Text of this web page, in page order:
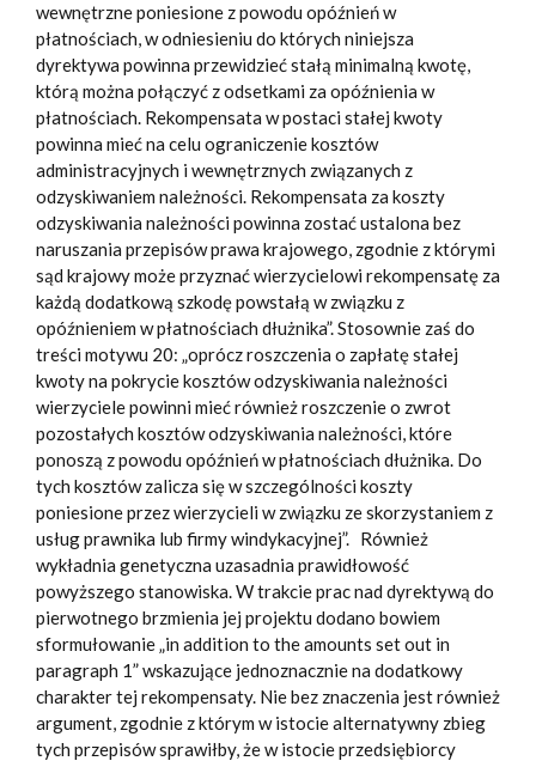
wewnętrzne poniesione z powodu opóźnień w
płatnościach, w odniesieniu do których niniejsza
dyrektywa powinna przewidzieć stałą minimalną kwotę,
którą można połączyć z odsetkami za opóźnienia w
płatnościach. Rekompensata w postaci stałej kwoty
powinna mieć na celu ograniczenie kosztów
administracyjnych i wewnętrznych związanych z
odzyskiwaniem należności. Rekompensata za koszty
odzyskiwania należności powinna zostać ustalona bez
naruszania przepisów prawa krajowego, zgodnie z którymi
sąd krajowy może przyznać wierzycielowi rekompensatę za
każdą dodatkową szkodę powstałą w związku z
opóźnieniem w płatnościach dłużnika”. Stosownie zaś do
treści motywu 20: „oprócz roszczenia o zapłatę stałej
kwoty na pokrycie kosztów odzyskiwania należności
wierzyciele powinni mieć również roszczenie o zwrot
pozostałych kosztów odzyskiwania należności, które
ponoszą z powodu opóźnień w płatnościach dłużnika. Do
tych kosztów zalicza się w szczególności koszty
poniesione przez wierzycieli w związku ze skorzystaniem z
usług prawnika lub firmy windykacyjnej”. Również
wykładnia genetyczna uzasadnia prawidłowość
powyższego stanowiska. W trakcie prac nad dyrektywą do
pierwotnego brzmienia jej projektu dodano bowiem
sformułowanie „in addition to the amounts set out in
paragraph 1” wskazujące jednoznacznie na dodatkowy
charakter tej rekompensaty. Nie bez znaczenia jest również
argument, zgodnie z którym w istocie alternatywny zbieg
tych przepisów sprawiłby, że w istocie przedsiębiorcy